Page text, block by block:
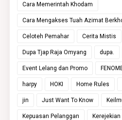
Cara Memerintah Khodam
Cara Mengakses Tuah Azimat
Celoteh Pemahar Cerita Mistis
Dupa Tjap Raja Omyang dupa.
Event Lelang dan Promo
harpy HOKI Home Rules
jin Just Want To Know
Kepuasan Pelanggan Kerejekian